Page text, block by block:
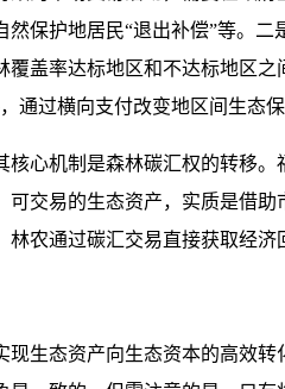
保护地居民“退出补偿”等。
盖率达标地区和不达标地区
通过横向支付改变地区间生态保
心机制是森林碳汇权的转移
交易的生态资产，实质是借
农通过碳汇交易直接获取经
生态资产向生态资本的高效